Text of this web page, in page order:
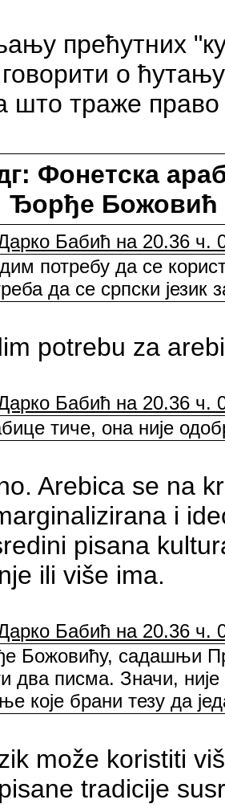
прећутних
о
што траже
Фонетска
Ђорђе Божовић
Бабић на 20.36 ч.
потребу да се
да се српски
potrebu za
Бабић на 20.36 ч.
тиче, она није
Arebica se na
i
pisana
ili više ima.
Бабић на 20.36 ч.
Божовићу, садашњи
два писма. Значи, није
које брани тезу да
može koristiti
tradicije